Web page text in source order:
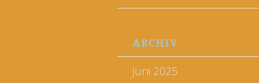
ARCHIV
Juni 2025